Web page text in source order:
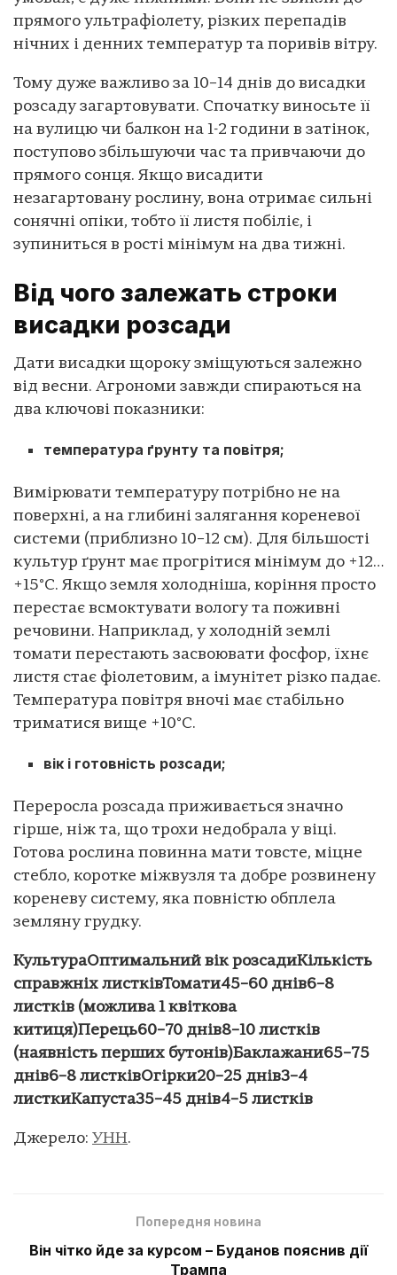
прямого ультрафіолету, різких перепадів
нічних і денних температур та поривів вітру.
Тому дуже важливо за 10–14 днів до висадки
розсаду загартовувати. Спочатку виносьте її
на вулицю чи балкон на 1-2 години в затінок,
поступово збільшуючи час та привчаючи до
прямого сонця. Якщо висадити
незагартовану рослину, вона отримає сильні
сонячні опіки, тобто її листя побіліє, і
зупиниться в рості мінімум на два тижні.
Від чого залежать строки
висадки розсади
Дати висадки щороку зміщуються залежно
від весни. Агрономи завжди спираються на
два ключові показники:
температура ґрунту та повітря;
Вимірювати температуру потрібно не на
поверхні, а на глибині залягання кореневої
системи (приблизно 10–12 см). Для більшості
культур ґрунт має прогрітися мінімум до +12…
+15°C. Якщо земля холодніша, коріння просто
перестає всмоктувати вологу та поживні
речовини. Наприклад, у холодній землі
томати перестають засвоювати фосфор, їхнє
листя стає фіолетовим, а імунітет різко падає.
Температура повітря вночі має стабільно
триматися вище +10°C.
вік і готовність розсади;
Переросла розсада приживається значно
гірше, ніж та, що трохи недобрала у віці.
Готова рослина повинна мати товсте, міцне
стебло, коротке міжвузля та добре розвинену
кореневу систему, яка повністю обплела
земляну грудку.
КультураОптимальний вік розсадиКількість
справжніх листківТомати45–60 днів6–8
листків (можлива 1 квіткова
китиця)Перець60–70 днів8–10 листків
(наявність перших бутонів)Баклажани65–75
днів6–8 листківОгірки20–25 днів3–4
листкиКапуста35–45 днів4–5 листків
Джерело: УНН.
Попередня новина
Він чітко йде за курсом – Буданов пояснив дії
Трампа